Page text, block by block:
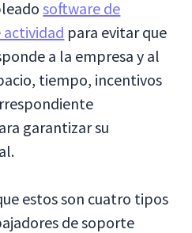
software de
para evitar que
a la empresa y al
tiempo, incentivos
garantizar su
estos son cuatro tipos
de soporte